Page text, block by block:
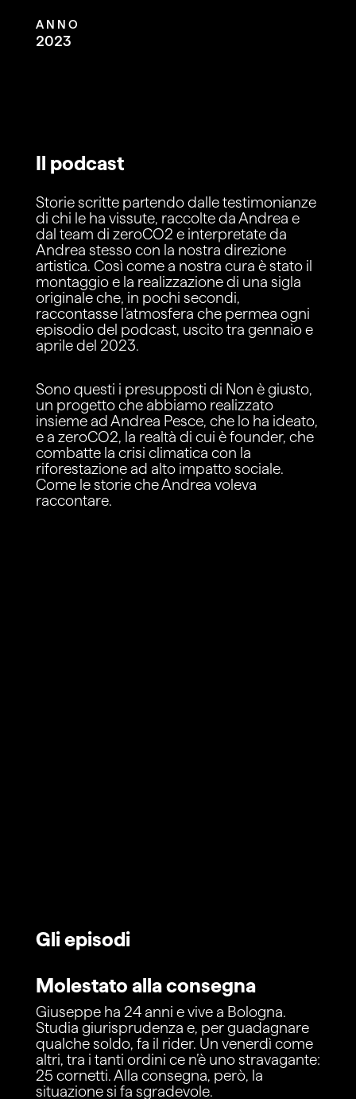
ANNO
2023
Il podcast
Storie scritte partendo dalle testimonianze
di chi le ha vissute, raccolte da Andrea e
dal team di zeroCO2 e interpretate da
Andrea stesso con la nostra direzione
artistica. Così come a nostra cura è stato il
montaggio e la realizzazione di una sigla
originale che, in pochi secondi,
raccontasse l’atmosfera che permea ogni
episodio del podcast, uscito tra gennaio e
aprile del 2023.
Sono questi i presupposti di Non è giusto,
un progetto che abbiamo realizzato
insieme ad Andrea Pesce, che lo ha ideato,
e a zeroCO2, la realtà di cui è founder, che
combatte la crisi climatica con la
riforestazione ad alto impatto sociale.
Come le storie che Andrea voleva
raccontare.
Gli episodi
Molestato alla consegna
Giuseppe ha 24 anni e vive a Bologna.
Studia giurisprudenza e, per guadagnare
qualche soldo, fa il rider. Un venerdì come
altri, tra i tanti ordini ce n’è uno stravagante:
25 cornetti. Alla consegna, però, la
situazione si fa sgradevole.